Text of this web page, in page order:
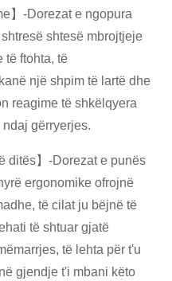
】-Dorezat e ngopura
shtesë mbrojtjeje
të ftohta, të
një shpim të lartë dhe
reagime të shkëlqyera
gërryerjes.
ditës】-Dorezat e punës
ergonomike ofrojnë
të cilat ju bëjnë të
të shtuar gjatë
të lehta për t'u
gjendje t'i mbani këto